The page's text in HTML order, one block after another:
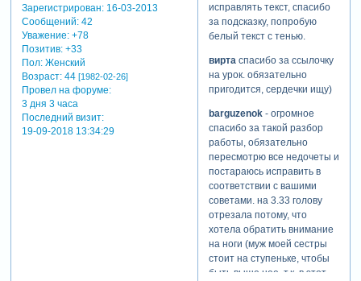
Зарегистрирован: 16-03-2013
Сообщений:42
Уважение: +78
Позитив: +33
Пол:Женский
Возраст:44 [1982-02-26]
Провел на форуме:
3 дня 3 часа
Последний визит:
19-09-2018 13:34:29
исправлять текст, спасибо
за подсказку, попробую
белый текст с тенью.
виртаспасибо за ссылочку
на урок. обязательно
пригодится, сердечки ищу)
barguzenok- огромное
спасибо за такой разбор
работы, обязательно
пересмотрю все недочеты и
постараюсь исправить в
соответствии с вашими
советами. на 3.33 голову
отрезала потому, что
хотела обратить внимание
на ноги (муж моей сестры
стоит на ступеньке, чтобы
быть выше нее, т.к. в этот